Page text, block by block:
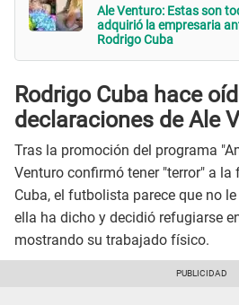
Ale Venturo: Estas son
adquirió la empresaria
Rodrigo Cuba
Rodrigo Cuba hace
declaraciones de Ale
Tras la promoción del programa
Venturo confirmó tener "terror" a
Cuba, el futbolista parece que no
ella ha dicho y decidió refugiarse
mostrando su trabajado físico.